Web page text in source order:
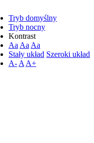
Tryb domyślny
Tryb nocny
Kontrast
Aa Aa Aa
Stały układ Szeroki układ
A- A A+